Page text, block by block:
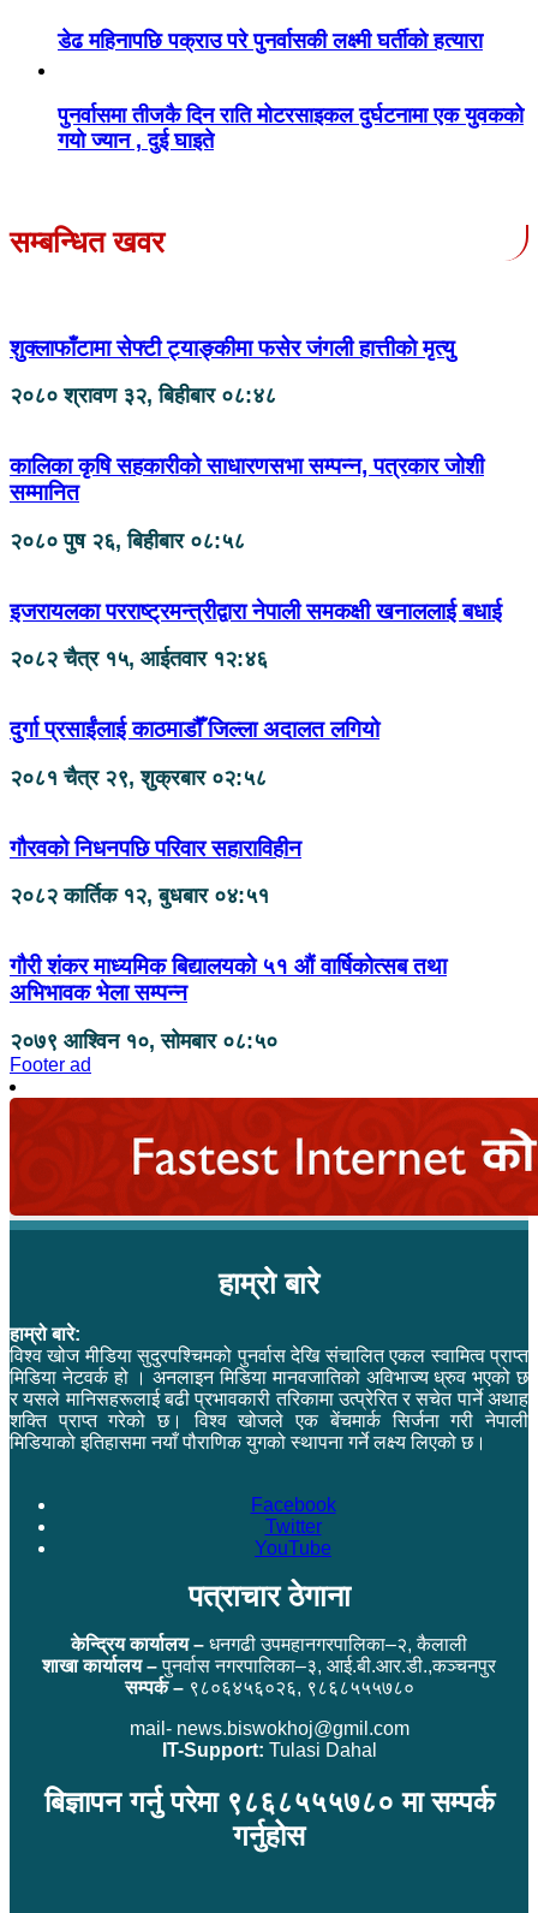
डेढ महिनापछि पक्राउ परे पुनर्वासकी लक्ष्मी घर्तीको हत्यारा
पुनर्वासमा तीजकै दिन राति मोटरसाइकल दुर्घटनामा एक युवकको
गयो ज्यान , दुई घाइते
सम्बन्धित खवर
शुक्लाफाँटामा सेफ्टी ट्याङ्कीमा फसेर जंगली हात्तीकाे मृत्यु
२०८० श्रावण ३२, बिहीबार ०८:४८
कालिका कृषि सहकारीको साधारणसभा सम्पन्न, पत्रकार जोशी
सम्मानित
२०८० पुष २६, बिहीबार ०८:५८
इजरायलका परराष्ट्रमन्त्रीद्वारा नेपाली समकक्षी खनाललाई बधाई
२०८२ चैत्र १५, आईतवार १२:४६
दुर्गा प्रसाईंलाई काठमाडौँ जिल्ला अदालत लगियो
२०८१ चैत्र २९, शुक्रबार ०२:५८
गौरवको निधनपछि परिवार सहाराविहीन
२०८२ कार्तिक १२, बुधबार ०४:५१
गौरी शंकर माध्यमिक बिद्यालयको ५१ औं वार्षिकोत्सब तथा
अभिभावक भेला सम्पन्न
२०७९ आश्विन १०, सोमबार ०८:५०
Footer ad
हाम्रो बारे
हाम्रो बारे:
विश्व खोज मीडिया सुदुरपश्चिमको पुनर्वास देखि संचालित एकल स्वामित्व प्राप्त
मिडिया नेटवर्क हो । अनलाइन मिडिया मानवजातिको अविभाज्य ध्रुव भएको छ
र यसले मानिसहरूलाई बढी प्रभावकारी तरिकामा उत्प्रेरित र सचेत पार्ने अथाह
शक्ति प्राप्त गरेको छ। विश्व खोजले एक बेंचमार्क सिर्जना गरी नेपाली
मिडियाको इतिहासमा नयाँ पौराणिक युगको स्थापना गर्ने लक्ष्य लिएको छ।
Facebook
Twitter
YouTube
पत्राचार ठेगाना
केन्द्रिय कार्यालय – धनगढी उपमहानगरपालिका–२, कैलाली
शाखा कार्यालय –पुनर्वास नगरपालिका–३, आई.बी.आर.डी.,कञ्चनपुर
सम्पर्क –९८०६४५६०२६, ९८६८५५५७८०
mail- news.biswokhoj@gmil.com
IT-Support: Tulasi Dahal
बिज्ञापन गर्नु परेमा ९८६८५५५७८० मा सम्पर्क
गर्नुहोस